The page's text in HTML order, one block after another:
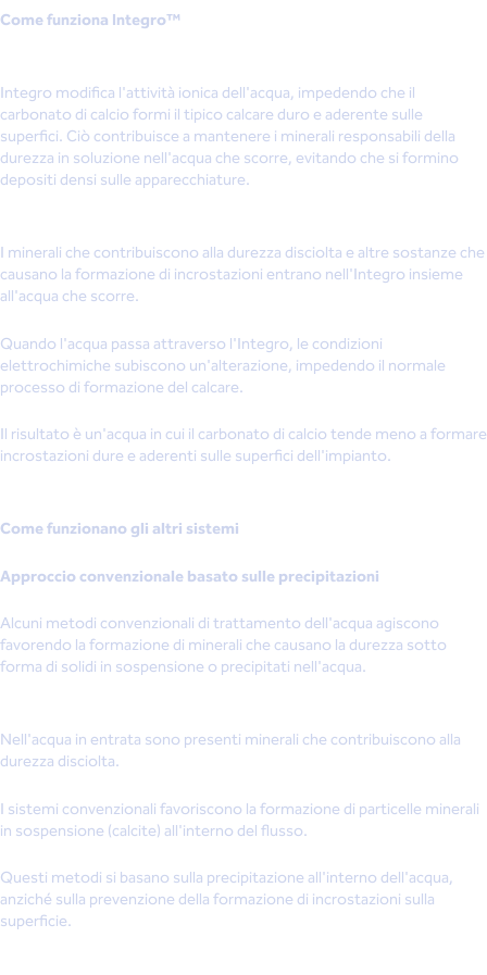
Come funziona Integro™
Integro modifica l'attività ionica dell'acqua, impedendo che il
carbonato di calcio formi il tipico calcare duro e aderente sulle
superfici. Ciò contribuisce a mantenere i minerali responsabili della
durezza in soluzione nell'acqua che scorre, evitando che si formino
depositi densi sulle apparecchiature.
I minerali che contribuiscono alla durezza disciolta e altre sostanze che
causano la formazione di incrostazioni entrano nell'Integro insieme
all'acqua che scorre.
Quando l'acqua passa attraverso l'Integro, le condizioni
elettrochimiche subiscono un'alterazione, impedendo il normale
processo di formazione del calcare.
Il risultato è un'acqua in cui il carbonato di calcio tende meno a formare
incrostazioni dure e aderenti sulle superfici dell'impianto.
Come funzionano gli altri sistemi
Approccio convenzionale basato sulle precipitazioni
Alcuni metodi convenzionali di trattamento dell'acqua agiscono
favorendo la formazione di minerali che causano la durezza sotto
forma di solidi in sospensione o precipitati nell'acqua.
Nell'acqua in entrata sono presenti minerali che contribuiscono alla
durezza disciolta.
I sistemi convenzionali favoriscono la formazione di particelle minerali
in sospensione (calcite) all'interno del flusso.
Questi metodi si basano sulla precipitazione all'interno dell'acqua,
anziché sulla prevenzione della formazione di incrostazioni sulla
superficie.